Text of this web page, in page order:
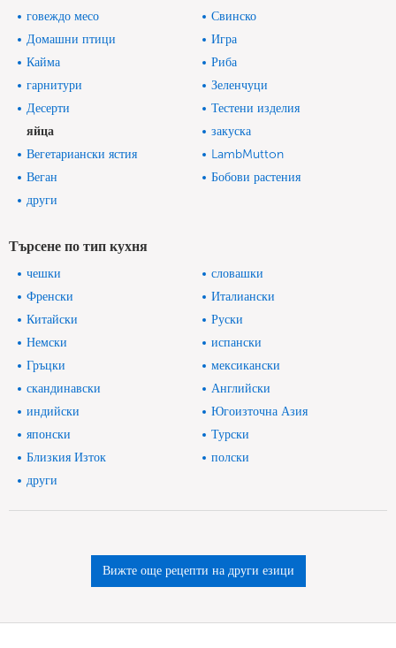
говеждо месо
Свинско
Домашни птици
Игра
Кайма
Риба
гарнитури
Зеленчуци
Десерти
Тестени изделия
яйца
закуска
Вегетариански ястия
LambMutton
Веган
Бобови растения
други
Търсене по тип кухня
чешки
словашки
Френски
Италиански
Китайски
Руски
Немски
испански
Гръцки
мексикански
скандинавски
Английски
индийски
Югоизточна Азия
японски
Турски
Близкия Изток
полски
други
Вижте още рецепти на други езици